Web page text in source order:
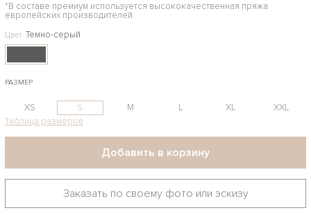
*В составе премиум используется высококачественная пряжа
европейских производителей
Цвет Темно-серый
РАЗМЕР
XS S M L XL
XXL
Таблица размеров
Добавить в корзину
Заказать по своему фото или эскизу